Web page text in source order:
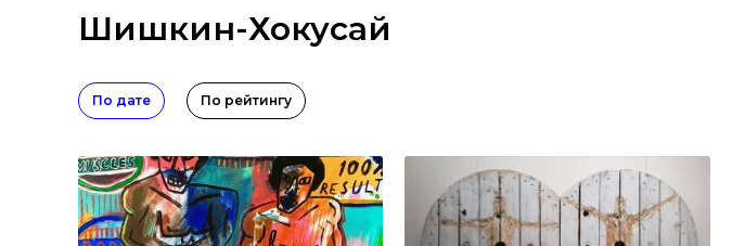
Шишкин-Хокусай
По дате По рейтингу